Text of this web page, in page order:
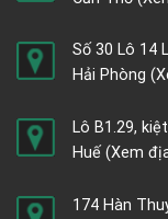
Số 30 Lô 14
Hải Phòng
Lô B1.29,
Huế (Xem
174 Hàn